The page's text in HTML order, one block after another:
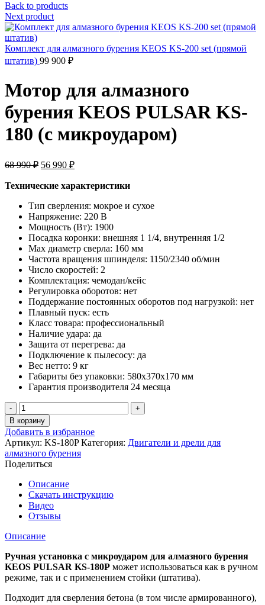
Back to products
Next product
Комплект для алмазного бурения KEOS KS-200 set (прямой
штатив) 99 900 ₽
Мотор для алмазного
бурения KEOS PULSAR KS-
180 (с микроударом)
68 990₽ Первоначальная
составляла
990 ₽.
56 990 ₽Текущая
56
Технические характеристики
Тип сверления: мокрое и сухое
Напряжение: 220 В
Мощность (Вт): 1900
Посадка коронки: внешняя 1 1/4, внутренняя 1/2
Max диаметр сверла: 160 мм
Частота вращения шпинделя: 1150/2340 об/мин
Число скоростей: 2
Комплектация: чемодан/кейс
Регулировка оборотов: нет
Поддержание постоянных оборотов под нагрузкой: нет
Плавный пуск: есть
Класс товара: профессиональный
Наличие удара: да
Защита от перегрева: да
Подключение к пылесосу: да
Вес нетто: 9 кг
Габариты без упаковки: 580x370x170 мм
Гарантия производителя 24 месяца
Количество
товара
Мотор
для
алмазного
бурения
KEOS
PULSAR
KS-
180
(с
микроударом)
В корзину
Добавить в избранное
Артикул: KS-180P Категория: Двигатели и дрели для
алмазного бурения
Поделиться
Описание
Скачать инструкцию
Видео
Отзывы
Описание
Ручная установка с микроударом для алмазного бурения
KEOS PULSAR KS-180P может использоваться как в ручном
режиме, так и с применением стойки (штатива).
Подходит для сверления бетона (в том числе армированного),